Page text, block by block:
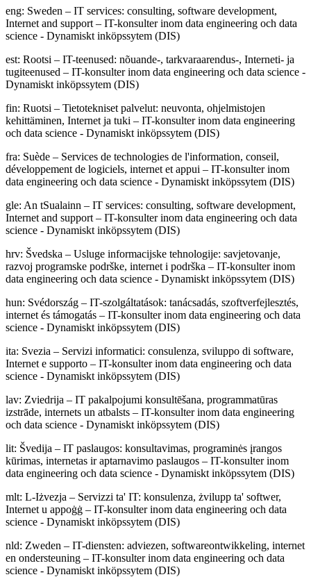
eng: Sweden – IT services: consulting, software development,
Internet and support – IT-konsulter inom data engineering och data
science - Dynamiskt inköpssytem (DIS)
est: Rootsi – IT-teenused: nõuande-, tarkvaraarendus-, Interneti- ja
tugiteenused – IT-konsulter inom data engineering och data science -
Dynamiskt inköpssytem (DIS)
fin: Ruotsi – Tietotekniset palvelut: neuvonta, ohjelmistojen
kehittäminen, Internet ja tuki – IT-konsulter inom data engineering
och data science - Dynamiskt inköpssytem (DIS)
fra: Suède – Services de technologies de l'information, conseil,
développement de logiciels, internet et appui – IT-konsulter inom
data engineering och data science - Dynamiskt inköpssytem (DIS)
gle: An tSualainn – IT services: consulting, software development,
Internet and support – IT-konsulter inom data engineering och data
science - Dynamiskt inköpssytem (DIS)
hrv: Švedska – Usluge informacijske tehnologije: savjetovanje,
razvoj programske podrške, internet i podrška – IT-konsulter inom
data engineering och data science - Dynamiskt inköpssytem (DIS)
hun: Svédország – IT-szolgáltatások: tanácsadás, szoftverfejlesztés,
internet és támogatás – IT-konsulter inom data engineering och data
science - Dynamiskt inköpssytem (DIS)
ita: Svezia – Servizi informatici: consulenza, sviluppo di software,
Internet e supporto – IT-konsulter inom data engineering och data
science - Dynamiskt inköpssytem (DIS)
lav: Zviedrija – IT pakalpojumi konsultēšana, programmatūras
izstrāde, internets un atbalsts – IT-konsulter inom data engineering
och data science - Dynamiskt inköpssytem (DIS)
lit: Švedija – IT paslaugos: konsultavimas, programinės įrangos
kūrimas, internetas ir aptarnavimo paslaugos – IT-konsulter inom
data engineering och data science - Dynamiskt inköpssytem (DIS)
mlt: L-Iżvezja – Servizzi ta' IT: konsulenza, żvilupp ta' softwer,
Internet u appoġġ – IT-konsulter inom data engineering och data
science - Dynamiskt inköpssytem (DIS)
nld: Zweden – IT-diensten: adviezen, softwareontwikkeling, internet
en ondersteuning – IT-konsulter inom data engineering och data
science - Dynamiskt inköpssytem (DIS)